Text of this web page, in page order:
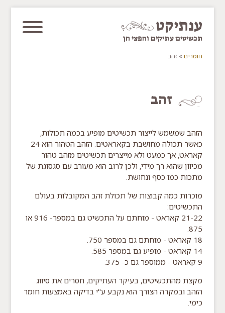
ענתיקט
תכשיטים עתיקים וחפצי חן
חומרים » זהב
זהב
הזהב שמשמש לייצור תכשיטים מופיע בכמה תכולות,
כאשר תכולה מחושבת בקאראטים. הזהב הטהור הוא 24
קאראט, אך כמעט ולא מייצרים תכשיטים מזהב טהור
מכיוון שהוא רך מידי, ולכן לרוב הוא מעורב עם סגסוגת של
מתכות כמו כסף ונחושת.
מוכרות כמה קבוצות של תכולת זהב המקובלות בעולם
התכשיטים:
21-22 קאראט - מוחתם על התכשיט גם במספר- 916 או
875.
18 קאראט - מוחתם גם במספר 750.
14 קאראט - מופיע גם במספר 585.
9 קאראט - ממוספר גם כ- 375.
מקצת מהתכשיטים, בעיקר העתיקים, חסרים את סיווג
הזהב ובמקרה הצורך הוא נקבע ע"י בדיקה באמצעות חומר
כימי.